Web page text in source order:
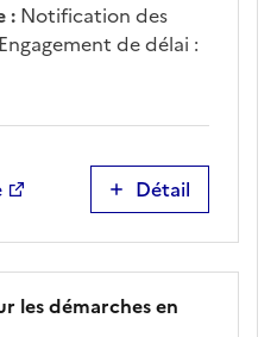
: Notification des
de délai :
Détail
Respect
traitement
les démarches en